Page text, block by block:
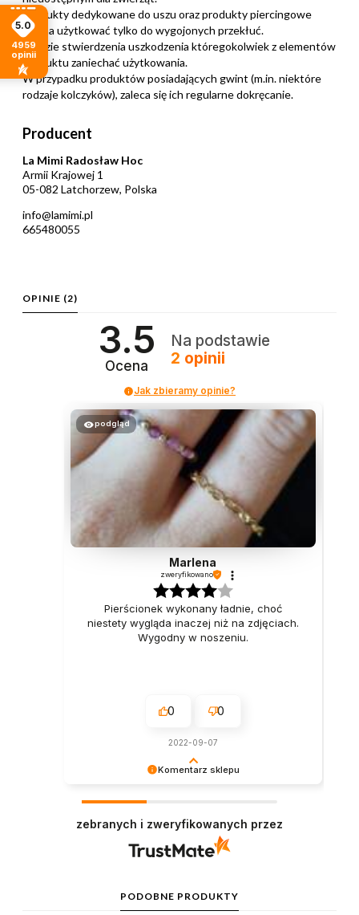
Produkty dedykowane do uszu oraz produkty piercingowe
można użytkować tylko do wygojonych przekłuć.
W razie stwierdzenia uszkodzenia któregokolwiek z elementów
produktu zaniechać użytkowania.
W przypadku produktów posiadających gwint (m.in. niektóre
rodzaje kolczyków), zaleca się ich regularne dokręcanie.
Producent
La Mimi Radosław Hoc
Armii Krajowej 1
05-082 Latchorzew, Polska
info@lamimi.pl
665480055
OPINIE (2)
3.5
Ocena
Na podstawie
2 opinii
Jak zbieramy opinie?
Komentarz sklepu
Prosimy o kontakt, jeśli produkt nie spełnia Pani
podgląd
Marlena
zweryfikowano
Pierścionek wykonany ładnie, choć
niestety wygląda inaczej niż na zdjęciach.
Wygodny w noszeniu.
0 0
2022-09-07
zebranych i zweryfikowanych przez
PODOBNE PRODUKTY
5.0
4959
opinii